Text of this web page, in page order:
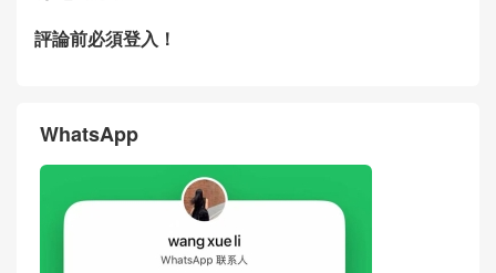
New GOYARD Bag Price Pict
评论
評論前必須登入！